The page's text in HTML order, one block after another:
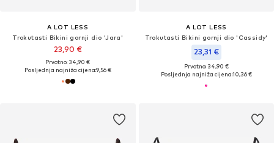
A LOT LESS
Trokutasti Bikini gornji dio 'Jara'
23,90 €
Prvotno: 34,90 €
Posljednja najniža cijena:9,56 €
A LOT LESS
Trokutasti Bikini gornji dio 'Cassidy'
23,31 €
Prvotno: 34,90 €
Posljednja najniža cijena:10,36 €